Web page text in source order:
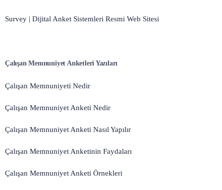
Survey | Dijital Anket Sistemleri Resmi Web Sitesi
Çalışan Memnuniyet Anketleri Yazıları
Çalışan Memnuniyeti Nedir
Çalışan Memnuniyet Anketi Nedir
Çalışan Memnuniyet Anketi Nasıl Yapılır
Çalışan Memnuniyet Anketinin Faydaları
Çalışan Memnuniyet Anketi Örnekleri